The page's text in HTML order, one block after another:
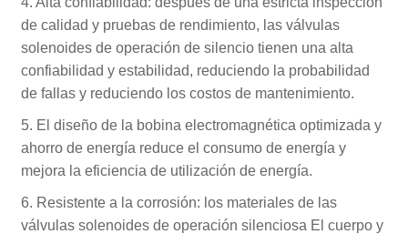
de calidad y pruebas de rendimiento, las válvulas
solenoides de operación de silencio tienen una alta
confiabilidad y estabilidad, reduciendo la probabilidad
de fallas y reduciendo los costos de mantenimiento.
5. El diseño de la bobina electromagnética optimizada y
ahorro de energía reduce el consumo de energía y
mejora la eficiencia de utilización de energía.
6. Resistente a la corrosión: los materiales de las
válvulas solenoides de operación silenciosa El cuerpo y